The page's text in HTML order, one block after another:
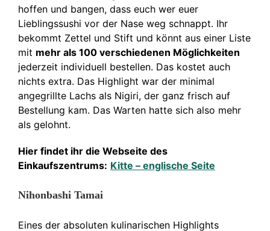
hoffen und bangen, dass euch wer euer
Lieblingssushi vor der Nase weg schnappt. Ihr
bekommt Zettel und Stift und könnt aus einer Liste
mit mehr als 100 verschiedenen Möglichkeiten
jederzeit individuell bestellen. Das kostet auch
nichts extra. Das Highlight war der minimal
angegrillte Lachs als Nigiri, der ganz frisch auf
Bestellung kam. Das Warten hatte sich also mehr
als gelohnt.
Hier findet ihr die Webseite des
Einkaufszentrums: Kitte – englische Seite
Nihonbashi Tamai
Eines der absoluten kulinarischen Highlights